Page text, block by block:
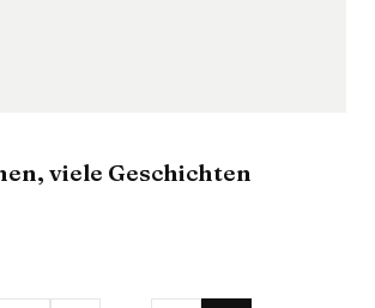
viele Geschichten